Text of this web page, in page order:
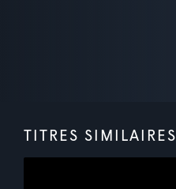
TITRES SIMILAIRES